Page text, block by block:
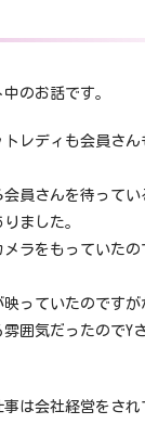
のお話です。
レディも会員さん
員さんを待って
ました。
ラをもっていた
っていたのです
囲気だったのでY
は会社経営をさ